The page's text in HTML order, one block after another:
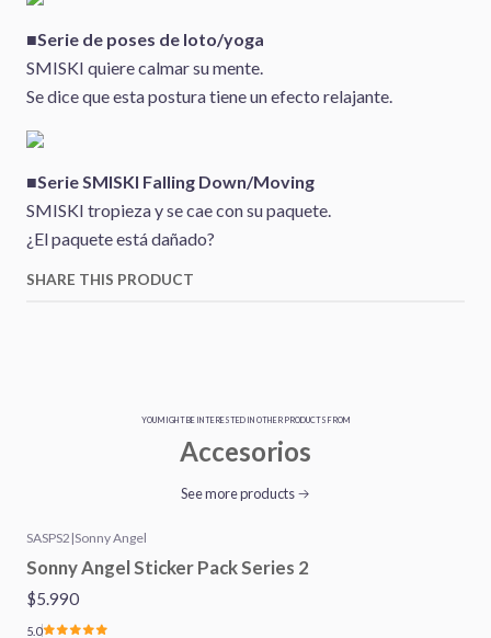
■Serie de poses de loto/yoga
SMISKI quiere calmar su mente.
Se dice que esta postura tiene un efecto relajante.
■Serie SMISKI Falling Down/Moving
SMISKI tropieza y se cae con su paquete.
¿El paquete está dañado?
SHARE THIS PRODUCT
YOU MIGHT BE INTERESTED IN OTHER PRODUCTS FROM
Accesorios
See more products
SASPS2 |Sonny Angel
Sonny Angel Sticker Pack Series 2
$5.990
5.0